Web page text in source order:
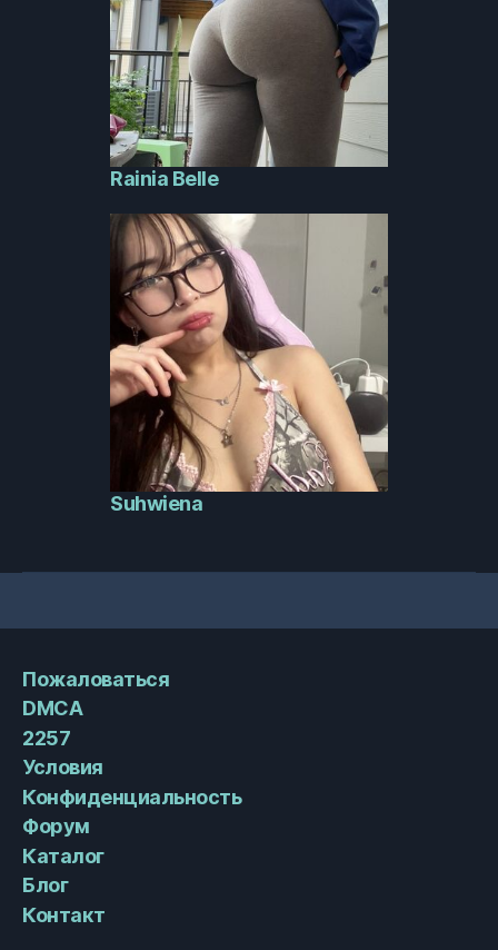
Rainia Belle
Suhwiena
Пожаловаться
DMCA
2257
Условия
Конфиденциальность
Форум
Каталог
Блог
Контакт